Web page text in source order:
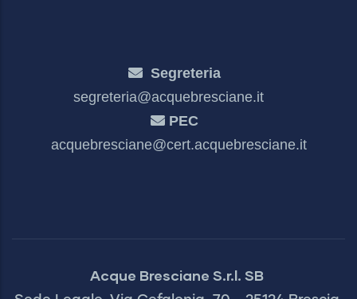
Segreteria
segreteria@acquebresciane.it
PEC
acquebresciane@cert.acquebresciane.it
Acque Bresciane S.r.l. SB